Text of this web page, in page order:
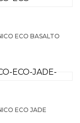
ECO BASALTO
ECO JADE